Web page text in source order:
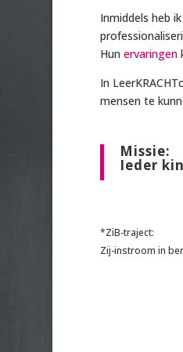
Inmiddels heb
Hun ervaringen
In
mensen te
Missie:
Ieder
*ZiB-traject:
Zij-instroom in